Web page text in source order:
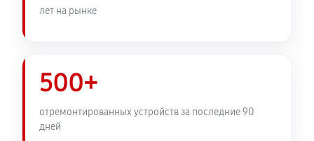
3280 руб
Замена задней панели
лет на рынке
500+
отремонтированных устройств за последние 90
дней